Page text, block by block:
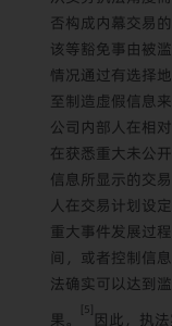
否构成内幕交易
该等豁免事由被
情况通过有选择
至制造虚假信息
公司内部人在相
在获悉重大未公
信息所显示的交
人在交易计划设
重大事件发展过
间，或者控制信
法确实可以达到
果。
[5] 因此，执